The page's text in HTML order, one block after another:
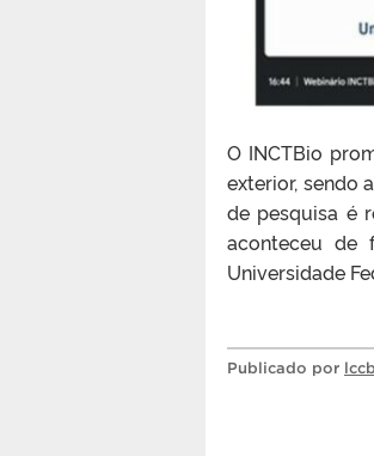
O INCTBio
exterior, sendo
de pesquisa é
aconteceu de
Universidade
Publicado por